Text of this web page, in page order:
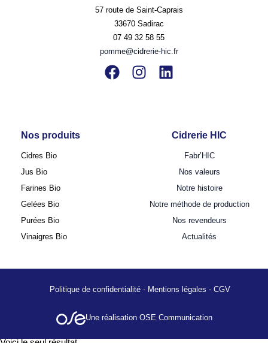
57 route de Saint-Caprais
33670 Sadirac
07 49 32 58 55
pomme@cidrerie-hic.fr
Nos produits
Cidres Bio
Jus Bio
Farines Bio
Gelées Bio
Purées Bio
Vinaigres Bio
Cidrerie HIC
Fabr’HIC
Nos valeurs
Notre histoire
Notre méthode de production
Nos revendeurs
Actualités
Politique de confidentialité - Mentions légales - CGV
Une réalisation OSE Communication